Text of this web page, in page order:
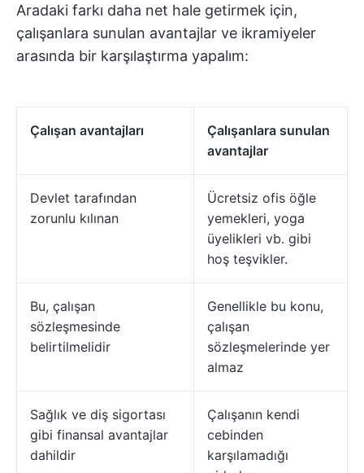
Aradaki farkı daha net hale getirmek için,
çalışanlara sunulan avantajlar ve ikramiyeler
arasında bir karşılaştırma yapalım:
Çalışan avantajları
Çalışanlara sunulan
avantajlar
Devlet tarafından
zorunlu kılınan
Ücretsiz ofis öğle
yemekleri, yoga
üyelikleri vb. gibi
hoş teşvikler.
Bu, çalışan
sözleşmesinde
belirtilmelidir
Genellikle bu konu,
çalışan
sözleşmelerinde yer
almaz
Sağlık ve diş sigortası
gibi finansal avantajlar
dahildir
Çalışanın kendi
cebinden
karşılamadığı